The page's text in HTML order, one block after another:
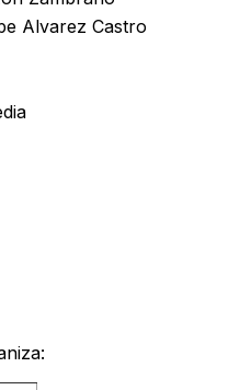
Alvarez Castro